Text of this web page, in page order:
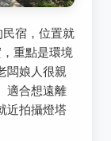
宿，位置就
重點是環境
闆娘人很親
適合想遠離
近拍攝燈塔